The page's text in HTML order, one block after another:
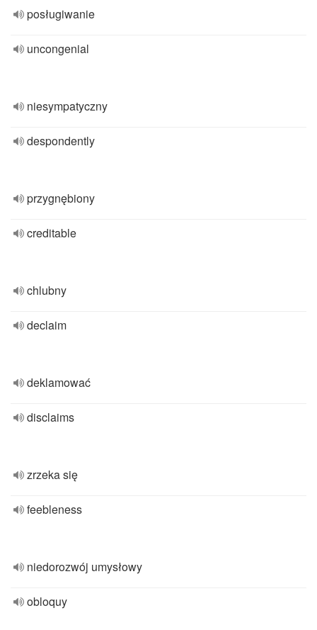
posługiwanie
uncongenial
niesympatyczny
despondently
przygnębiony
creditable
chlubny
declaim
deklamować
disclaims
zrzeka się
feebleness
niedorozwój umysłowy
obloquy